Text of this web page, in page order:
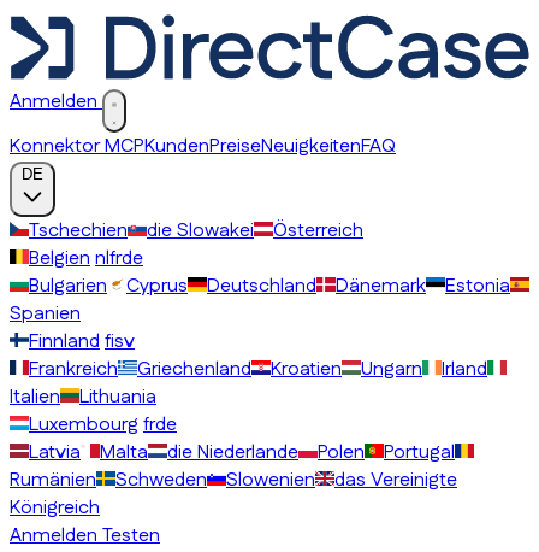
Anmelden
Konnektor MCPKundenPreiseNeuigkeitenFAQ
Tschechien die Slowakei
Österreich
Belgiennlfrde
Bulgarien
Cyprus Deutschland Dänemark
Estonia
Spanien
Finnlandfisv
Frankreich
Griechenland Kroatien Ungarn
Irland
Italien
Lithuania
Luxembourg frde
Latvia
Malta die Niederlande Polen
Portugal
Rumänien
Schweden Slowenien
das Vereinigte
Königreich
AnmeldenTesten